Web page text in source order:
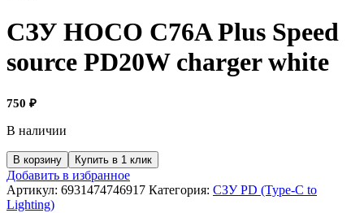
СЗУ HOCO C76A Plus Speed
source PD20W charger white
750 ₽
В наличии
Количество
товара
СЗУ
HOCO
В корзину Купить в 1 клик
Добавить в избранное
Артикул: 6931474746917 Категория: СЗУ PD (Type-C to
Lighting)